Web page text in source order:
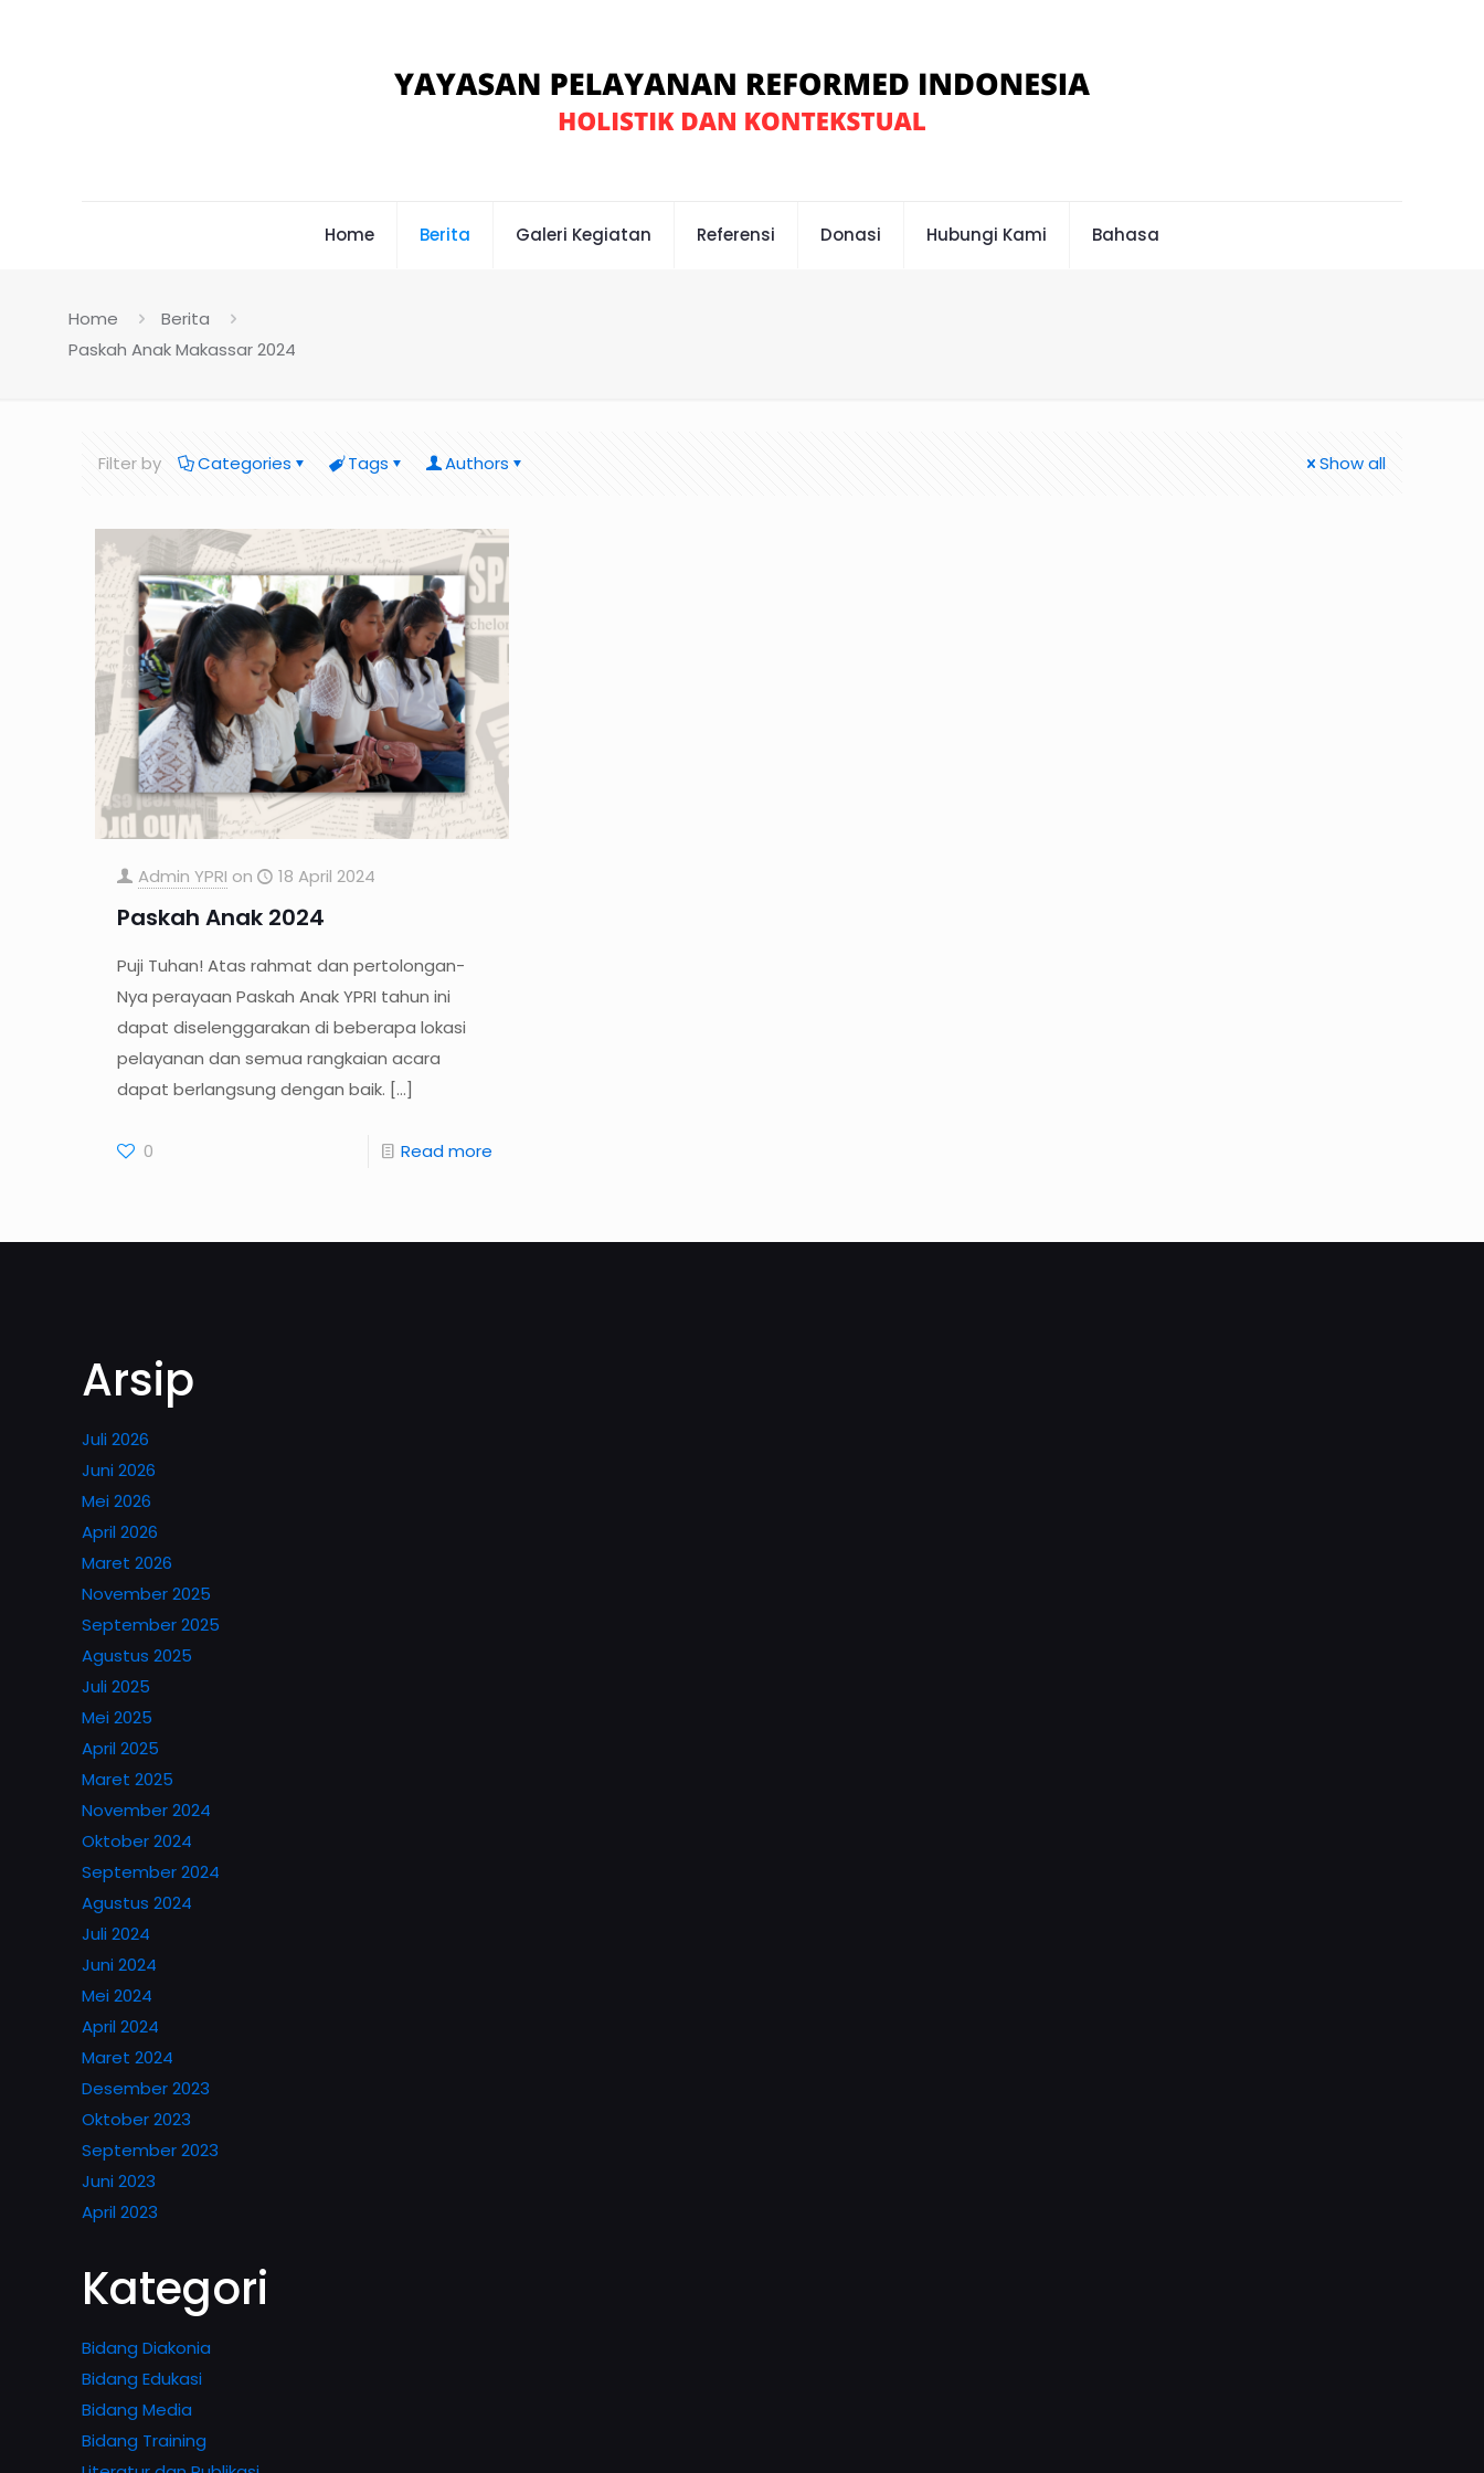
Home Berita Galeri Kegiatan Referensi Donasi Hubungi Kami Bahasa
Home
Berita
Paskah Anak Makassar 2024
Filter by Categories Tags Authors Show all
Admin YPRI on 18 April 2024
Paskah Anak 2024
Puji Tuhan! Atas rahmat dan pertolongan-
Nya perayaan Paskah Anak YPRI tahun ini
dapat diselenggarakan di beberapa lokasi
pelayanan dan semua rangkaian acara
dapat berlangsung dengan baik. […]
0 Read more
Arsip
Juli 2026
Juni 2026
Mei 2026
April 2026
Maret 2026
November 2025
September 2025
Agustus 2025
Juli 2025
Mei 2025
April 2025
Maret 2025
November 2024
Oktober 2024
September 2024
Agustus 2024
Juli 2024
Juni 2024
Mei 2024
April 2024
Maret 2024
Desember 2023
Oktober 2023
September 2023
Juni 2023
April 2023
Kategori
Bidang Diakonia
Bidang Edukasi
Bidang Media
Bidang Training